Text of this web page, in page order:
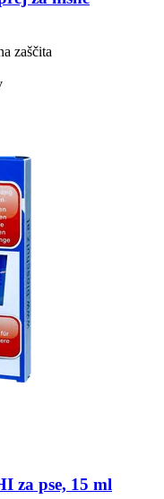
zaščita
za pse, 15 ml